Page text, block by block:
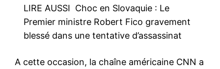
LIRE AUSSI Choc en Slovaquie : Le
Premier ministre Robert Fico gravement
blessé dans une tentative d’assassinat
A cette occasion, la chaîne américaine CNN a